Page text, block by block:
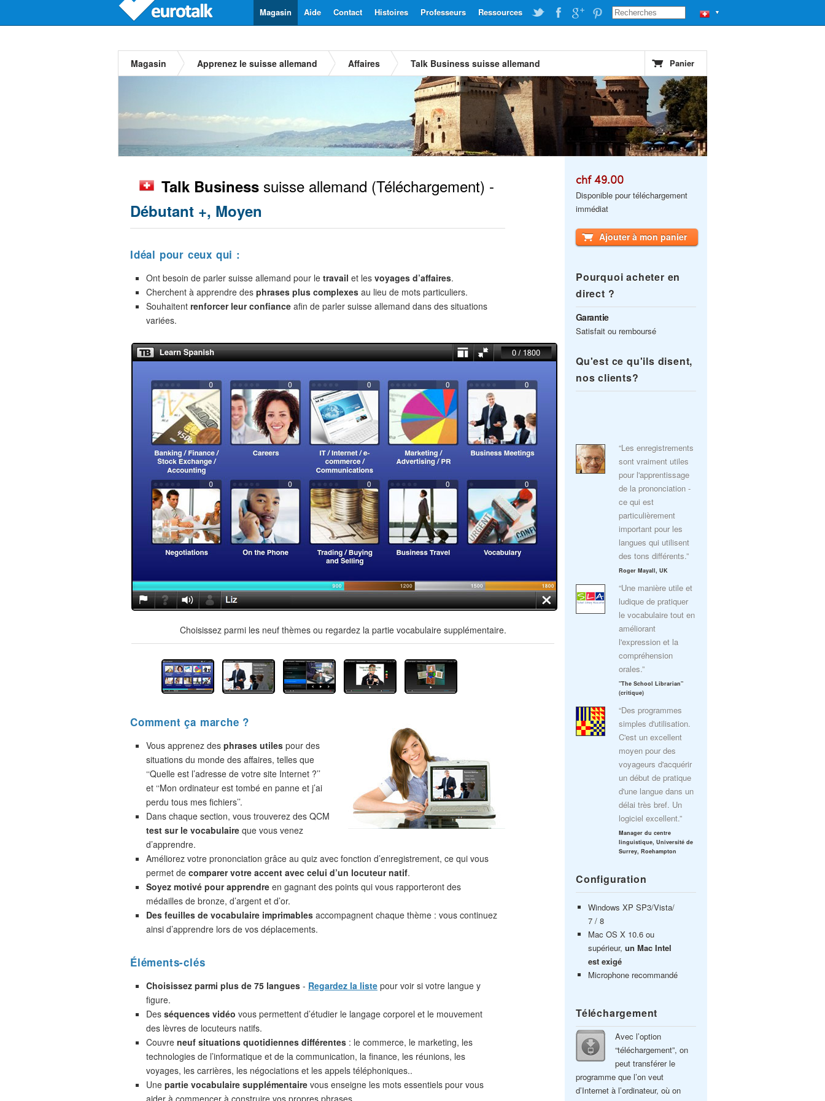
▼
Ressources
Professeurs
Histoires
Contact
Aide
Magasin
Magasin Apprenez le suisse allemand Affaires Talk Business suisse allemand Panier
Talk Business suisse allemand (Téléchargement) -
Débutant +, Moyen
Idéal pour ceux qui :
Ont besoin de parler suisse allemand pour le travail et les voyages d’affaires.
Cherchent à apprendre des phrases plus complexes au lieu de mots particuliers.
Souhaitent renforcer leur confiance afin de parler suisse allemand dans des situations
variées.
Choisissez parmi les neuf thèmes ou regardez la partie vocabulaire supplémentaire.
Comment ça marche ?
Vous apprenez des phrases utiles pour des
situations du monde des affaires, telles que
‘‘Quelle est l’adresse de votre site Internet ?’’
et ‘‘Mon ordinateur est tombé en panne et j’ai
perdu tous mes fichiers’’.
Dans chaque section, vous trouverez des QCM
test sur le vocabulaire que vous venez
d’apprendre.
Améliorez votre prononciation grâce au quiz avec fonction d’enregistrement, ce qui vous
permet de comparer votre accent avec celui d’un locuteur natif.
Soyez motivé pour apprendre en gagnant des points qui vous rapporteront des
médailles de bronze, d’argent et d’or.
Des feuilles de vocabulaire imprimables accompagnent chaque thème : vous continuez
ainsi d’apprendre lors de vos déplacements.
Éléments-clés
Choisissez parmi plus de 75 langues - Regardez la liste pour voir si votre langue y
figure.
Des séquences vidéo vous permettent d’étudier le langage corporel et le mouvement
des lèvres de locuteurs natifs.
Couvre neuf situations quotidiennes différentes : le commerce, le marketing, les
technologies de l’informatique et de la communication, la finance, les réunions, les
voyages, les carrières, les négociations et les appels téléphoniques..
Une partie vocabulaire supplémentaire vous enseigne les mots essentiels pour vous
aider à commencer à construire vos propres phrases.
chf 49.00
Disponible pour téléchargement
immédiat
Ajouter à mon panier
Pourquoi acheter en
direct ?
Garantie
Satisfait ou remboursé
Qu'est ce qu'ils disent,
nos clients?
“Les enregistrements
sont vraiment utiles
pour l'apprentissage
de la prononciation -
ce qui est
particulièrement
important pour les
langues qui utilisent
des tons différents.”
Roger Mayall, UK
“Une manière utile et
ludique de pratiquer
le vocabulaire tout en
améliorant
l'expression et la
compréhension
orales.”
"The School Librarian"
(critique)
“Des programmes
simples d'utilisation.
C'est un excellent
moyen pour des
voyageurs d'acquérir
un début de pratique
d'une langue dans un
délai très bref. Un
logiciel excellent.”
Manager du centre
linguistique, Université de
Surrey, Roehampton
Configuration
Windows XP SP3/Vista/
7 / 8
Mac OS X 10.6 ou
supérieur, un Mac Intel
est exigé
Microphone recommandé
Téléchargement
Avec l’option
“téléchargement”, on
peut transférer le
programme que l’on veut
d’Internet à l’ordinateur, où on